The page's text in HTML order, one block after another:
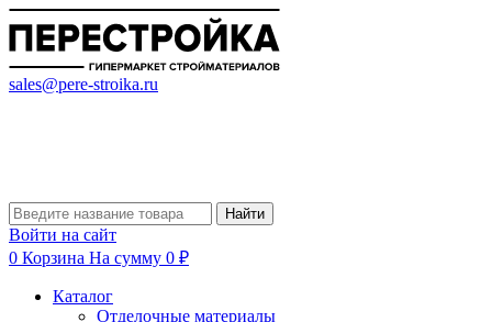
sales@pere-stroika.ru
Найти
Войти на сайт
0 Корзина На сумму 0 ₽
Каталог
Отделочные материалы